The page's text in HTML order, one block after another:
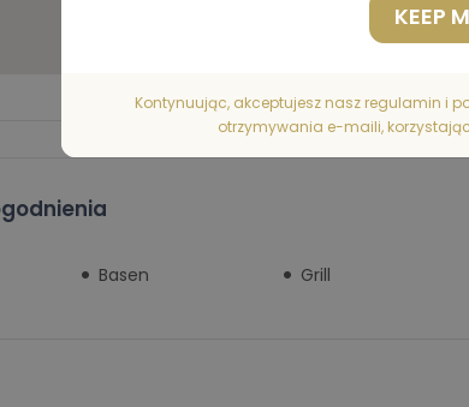
KEEP
Kontynuując, akceptujesz nasz regulamin i
otrzymywania e-maili,
Basen Grill